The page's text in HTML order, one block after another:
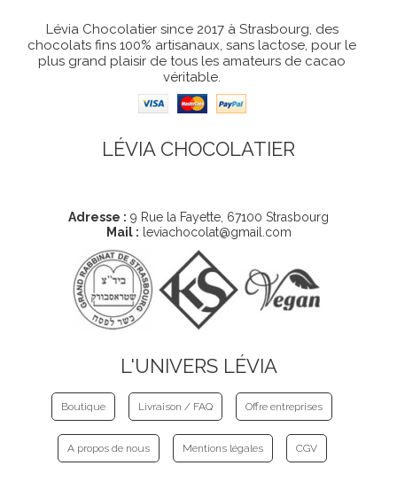
Lévia Chocolatier since 2017 à Strasbourg, des
chocolats fins 100% artisanaux, sans lactose, pour le
plus grand plaisir de tous les amateurs de cacao
véritable.
LÉVIA CHOCOLATIER
Adresse : 9 Rue la Fayette, 67100 Strasbourg
Mail : leviachocolat@gmail.com
L'UNIVERS LÉVIA
Boutique Livraison / FAQ Offre entreprises
A propos de nous Mentions légales CGV